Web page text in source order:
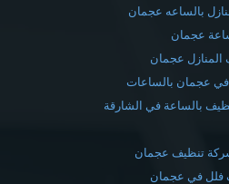
بالساعه عجمان
عجمان
عجمان
عجمان بالساعات
بالساعة في الشارقة
تنظيف عجمان
فلل في عجمان